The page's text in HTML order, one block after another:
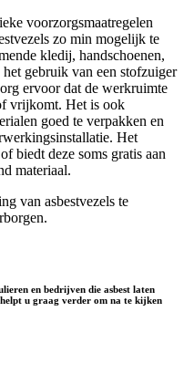
voorzorgsmaatregelen
zo min mogelijk te
kledij, handschoenen,
het gebruik van een stofzuiger
ervoor dat de werkruimte
vrijkomt. Het is ook
goed te verpakken en
Het
biedt deze soms gratis aan
materiaal.
van asbestvezels te
en bedrijven die asbest laten
u graag verder om na te kijken